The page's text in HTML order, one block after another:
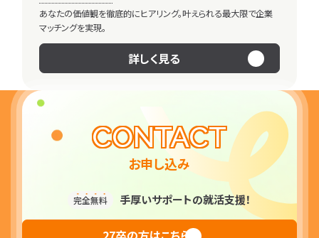
限界大学生のIT業界完全
2025.07.25
あなたの価値観を徹底的にヒアリング。叶えられる最大限で企業
マッチングを実現。
詳しく見る
05 06
08
CONTACT
お申し込み
完全無料 手厚いサポートの就活支援！